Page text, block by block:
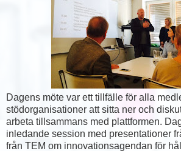
Dagens möte var ett tillfälle för alla
stödorganisationer att sitta ner och
arbeta tillsammans med plattformen.
inledande session med presentationer
från TEM om innovationsagendan för